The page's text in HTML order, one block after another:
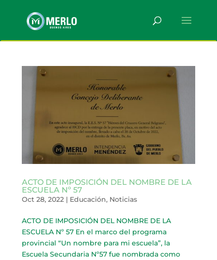
ACTO DE IMPOSICIÓN DEL NOMBRE DE LA
ESCUELA Nº 57
Oct 28, 2022 | Educación, Noticias
ACTO DE IMPOSICIÓN DEL NOMBRE DE LA
ESCUELA Nº 57 En el marco del programa
provincial “Un nombre para mi escuela”, la
Escuela Secundaria Nº57 fue nombrada como